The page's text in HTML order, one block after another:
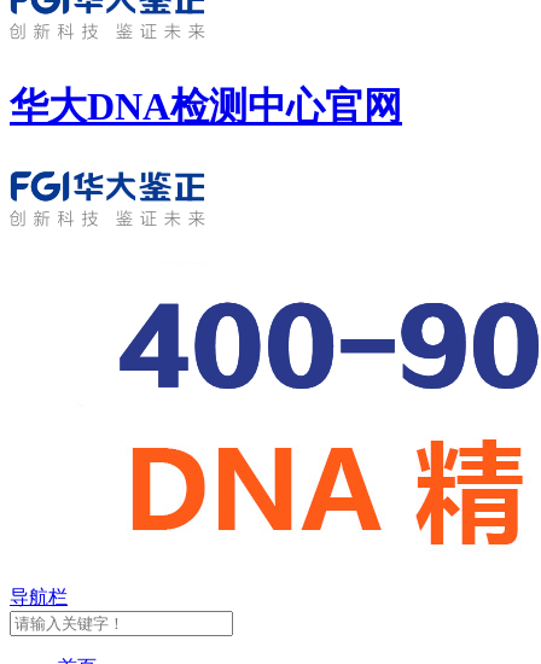
华大DNA检测中心官网
导航栏